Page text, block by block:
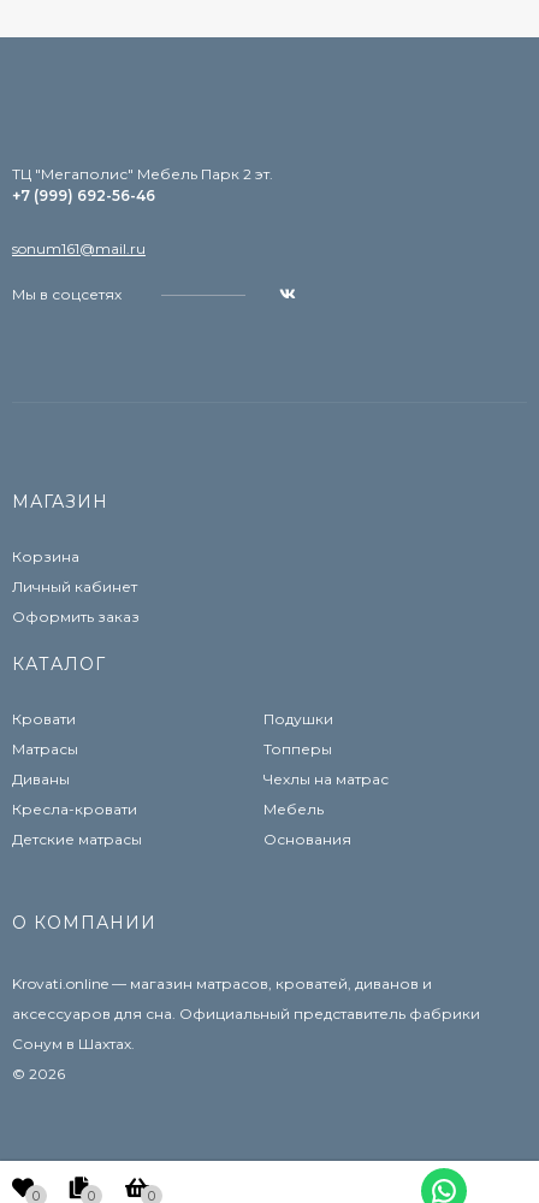
TЦ "Мегаполис" Мебель Парк 2 эт.
+7 (999) 692-56-46
sonum161@mail.ru
Мы в соцсетях
МАГАЗИН
Корзина
Личный кабинет
Оформить заказ
КАТАЛОГ
Кровати
Матрасы
Диваны
Кресла-кровати
Детские матрасы
Подушки
Топперы
Чехлы на матрас
Мебель
Основания
О КОМПАНИИ
Krovati.online — магазин матрасов, кроватей, диванов и
аксессуаров для сна. Официальный представитель фабрики
Сонум в Шахтах.
© 2026
0 0 0